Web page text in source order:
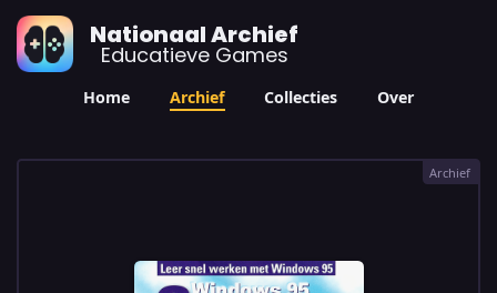
Nationaal Archief
Educatieve Games
Home Archief Collecties Over
Archief